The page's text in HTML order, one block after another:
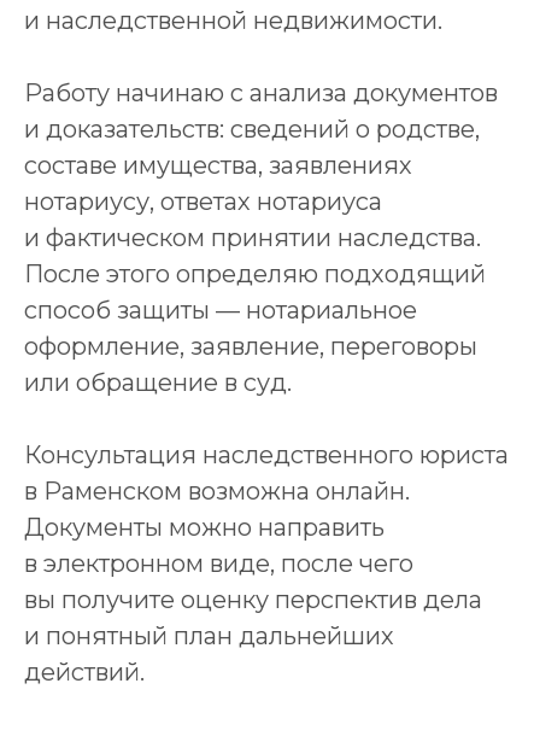
и наследственной недвижимости.
Работу начинаю с анализа документов
и доказательств: сведений о родстве,
составе имущества, заявлениях
нотариусу, ответах нотариуса
и фактическом принятии наследства.
После этого определяю подходящий
способ защиты — нотариальное
оформление, заявление, переговоры
или обращение в суд.
Консультация наследственного юриста
в Раменском возможна онлайн.
Документы можно направить
в электронном виде, после чего
вы получите оценку перспектив дела
и понятный план дальнейших
действий.